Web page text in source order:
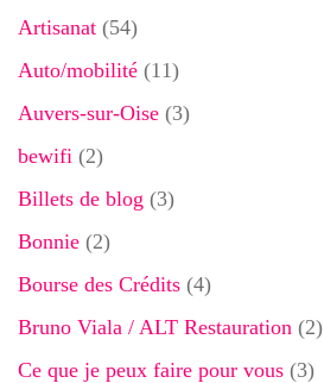
Artisanat (54)
Auto/mobilité (11)
Auvers-sur-Oise (3)
bewifi (2)
Billets de blog (3)
Bonnie (2)
Bourse des Crédits (4)
Bruno Viala / ALT Restauration (2)
Ce que je peux faire pour vous (3)